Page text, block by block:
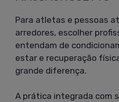
Para atletas e pessoas
arredores, escolher
entendam de
estar e recuperação
grande diferença.
A prática integrada com